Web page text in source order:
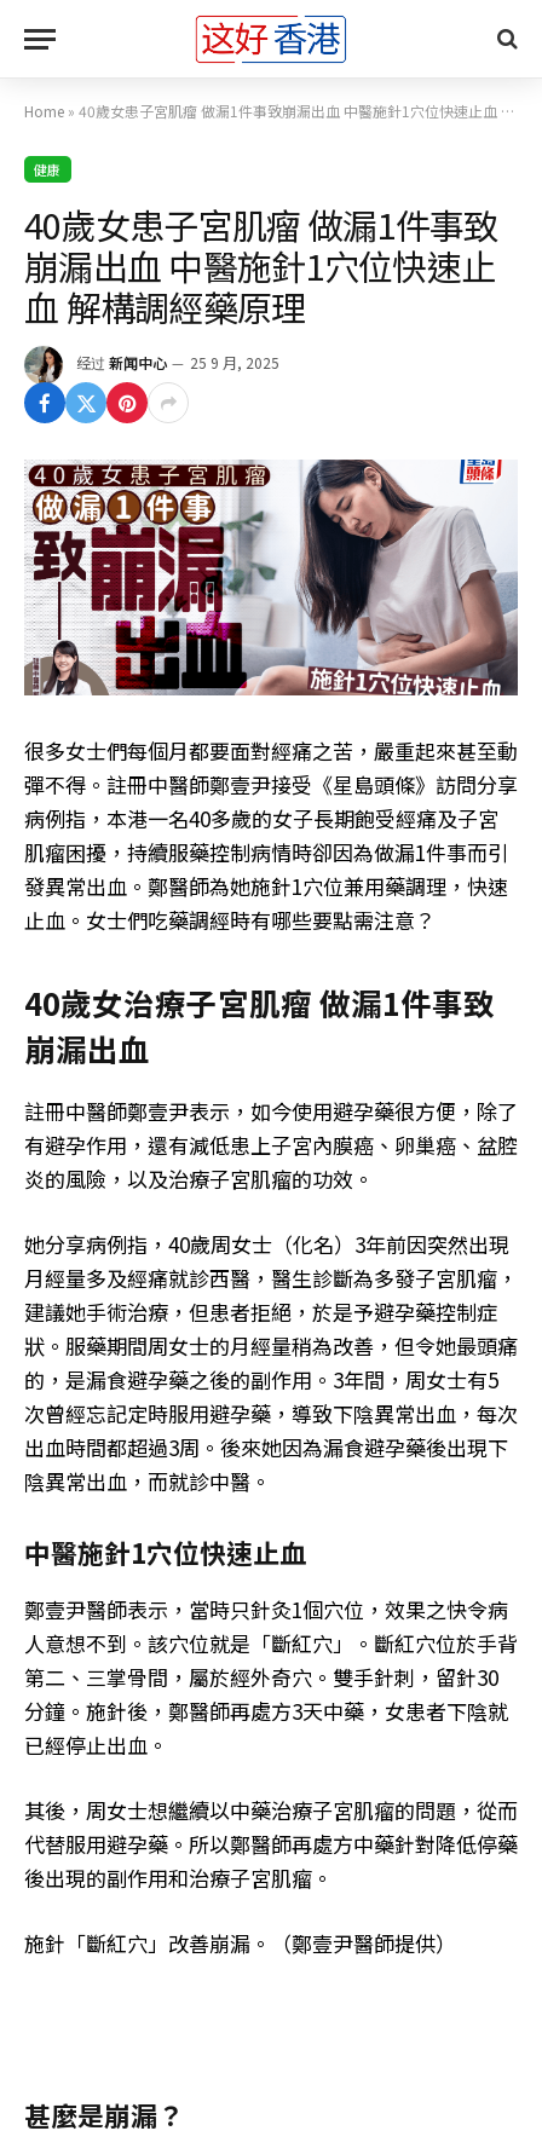
Home » 40歲女患子宮肌瘤 做漏1件事致崩漏出血 中醫施針1穴位快速止血 解構調經藥原理
健康
40歲女患子宮肌瘤 做漏1件事致
崩漏出血 中醫施針1穴位快速止
血 解構調經藥原理
经过 新闻中心 25 9 月, 2025
很多女士們每個月都要面對經痛之苦，嚴重起來甚至動
彈不得。註冊中醫師鄭壹尹接受《星島頭條》訪問分享
病例指，本港一名40多歲的女子長期飽受經痛及子宮
肌瘤困擾，持續服藥控制病情時卻因為做漏1件事而引
發異常出血。鄭醫師為她施針1穴位兼用藥調理，快速
止血。女士們吃藥調經時有哪些要點需注意？
40歲女治療子宮肌瘤 做漏1件事致
崩漏出血
註冊中醫師鄭壹尹表示，如今使用避孕藥很方便，除了
有避孕作用，還有減低患上子宮內膜癌、卵巢癌、盆腔
炎的風險，以及治療子宮肌瘤的功效。
她分享病例指，40歲周女士（化名）3年前因突然出現
月經量多及經痛就診西醫，醫生診斷為多發子宮肌瘤，
建議她手術治療，但患者拒絕，於是予避孕藥控制症
狀。服藥期間周女士的月經量稍為改善，但令她最頭痛
的，是漏食避孕藥之後的副作用。3年間，周女士有5
次曾經忘記定時服用避孕藥，導致下陰異常出血，每次
出血時間都超過3周。後來她因為漏食避孕藥後出現下
陰異常出血，而就診中醫。
中醫施針1穴位快速止血
鄭壹尹醫師表示，當時只針灸1個穴位，效果之快令病
人意想不到。該穴位就是「斷紅穴」。斷紅穴位於手背
第二、三掌骨間，屬於經外奇穴。雙手針刺，留針30
分鐘。施針後，鄭醫師再處方3天中藥，女患者下陰就
已經停止出血。
其後，周女士想繼續以中藥治療子宮肌瘤的問題，從而
代替服用避孕藥。所以鄭醫師再處方中藥針對降低停藥
後出現的副作用和治療子宮肌瘤。
施針「斷紅穴」改善崩漏。（鄭壹尹醫師提供）
甚麼是崩漏？